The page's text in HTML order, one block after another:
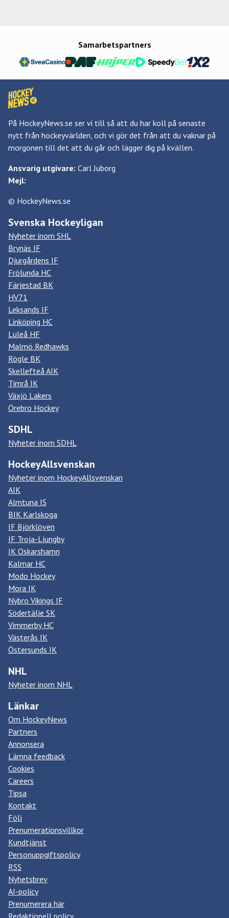
Samarbetspartners
På HockeyNews.se ser vi till så att du har koll på senaste
nytt från hockeyvärlden, och vi gör det från att du vaknar på
morgonen till det att du går och lägger dig på kvällen.
Ansvarig utgivare: Carl Juborg
Mejl:
© HockeyNews.se
Svenska Hockeyligan
Nyheter inom SHL
Brynäs IF
Djurgårdens IF
Frölunda HC
Färjestad BK
HV71
Leksands IF
Linköping HC
Luleå HF
Malmö Redhawks
Rögle BK
Skellefteå AIK
Timrå IK
Växjö Lakers
Örebro Hockey
SDHL
Nyheter inom SDHL
HockeyAllsvenskan
Nyheter inom HockeyAllsvenskan
AIK
Almtuna IS
BIK Karlskoga
IF Björklöven
IF Troja-Ljungby
IK Oskarshamn
Kalmar HC
Modo Hockey
Mora IK
Nybro Vikings IF
Södertälje SK
Vimmerby HC
Västerås IK
Östersunds IK
NHL
Nyheter inom NHL
Länkar
Om HockeyNews
Partners
Annonsera
Lämna feedback
Cookies
Careers
Tipsa
Kontakt
Följ
Prenumerationsvillkor
Kundtjänst
Personuppgiftspolicy
RSS
Nyhetsbrev
AI-policy
Prenumerera här